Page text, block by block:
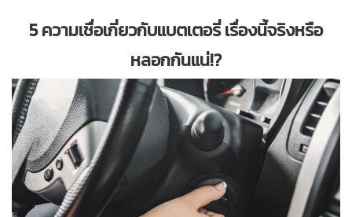
5 ความเชื่อเกี่ยวกับแบตเตอรี่ เรื่องนี้จริงหรือ
หลอกกันแน่!?